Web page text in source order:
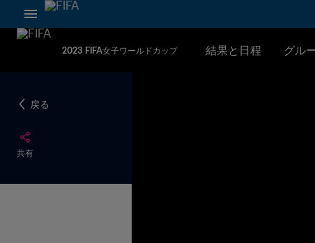
2023 FIFA女子ワールドカップ 結果と日程 グル
戻る
共有